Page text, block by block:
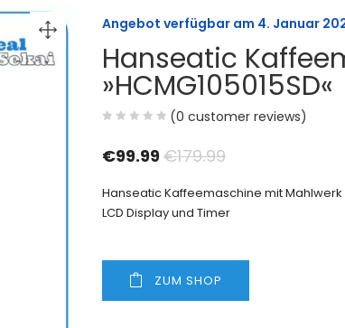
Angebot verfügbar am 4. Januar
Hanseatic
»HCMG105015SD«
(0 customer reviews)
€99.99€179.99
Hanseatic Kaffeemaschine mit Mahlwerk
LCD Display und Timer
ZUM SHOP